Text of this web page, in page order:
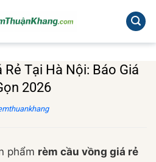
Rẻ Tại Hà Nội: Báo Giá
2026
phẩm rèm cầu vồng giá rẻ